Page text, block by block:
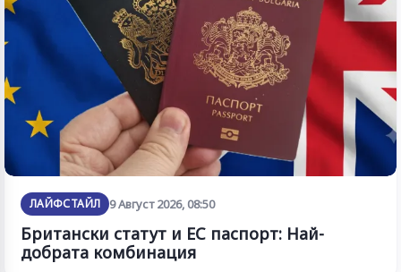
ЛАЙФСТАЙЛ 9 Август 2026, 08:50
Британски статут и ЕС паспорт: Най-
добрата комбинация